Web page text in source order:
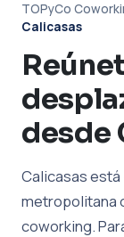
TOPyCo
Calicasas
desde
Calicasas
metropolitana
coworking.